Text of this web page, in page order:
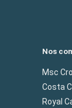
Nos
Msc
Costa
Royal